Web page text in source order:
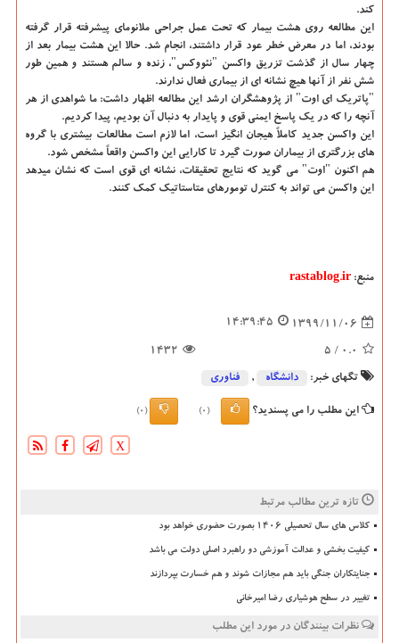
کند.
این مطالعه روی هشت بیمار که تحت عمل جراحی ملانومای پیشرفته قرار گرفته
بودند، اما در معرض خطر عود قرار داشتند، انجام شد. حالا این هشت بیمار بعد از
چهار سال از گذشت تزریق واکسن "نئووکس"، زنده و سالم هستند و همین طور
شش نفر از آنها هیچ نشانه ای از بیماری فعال ندارند.
"پاتریک ای اوت" از پژوهشگران ارشد این مطالعه اظهار داشت: ما شواهدی از هر
آنچه را که در یک پاسخ ایمنی قوی و پایدار به دنبال آن بودیم، پیدا کردیم.
این واکسن جدید کاملاً هیجان انگیز است، اما لازم است مطالعات بیشتری با گروه
های بزرگتری از بیماران صورت گیرد تا کارایی این واکسن واقعاً مشخص شود.
هم اکنون "اوت" می گوید که نتایج تحقیقات، نشانه ای قوی است که نشان میدهد
این واکسن می تواند به کنترل تومورهای متاستاتیک کمک کنند.
منبع: rastablog.ir
1399/11/06
14:39:45
0.0
/ 5
1432
تگهای خبر: دانشگاه‌ , فناوری
این مطلب را می پسندید؟ (0)
(0)
X
تازه ترین مطالب مرتبط
کلاس های سال تحصیلی ۱۴۰۶ بصورت حضوری خواهد بود
کیفیت بخشی و عدالت آموزشی دو راهبرد اصلی دولت می باشد
جنایتکاران جنگی باید هم مجازات شوند و هم خسارت بپردازند
تغییر در سطح هوشیاری رضا امیرخانی
نظرات بینندگان در مورد این مطلب